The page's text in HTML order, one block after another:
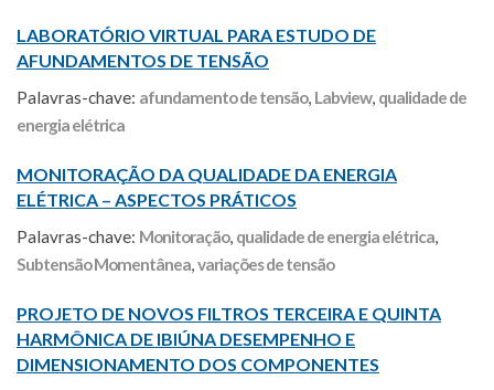
LABORATÓRIO VIRTUAL PARA ESTUDO DE
AFUNDAMENTOS DE TENSÃO
Palavras-chave: afundamento de tensão, Labview, qualidade de
energia elétrica
MONITORAÇÃO DA QUALIDADE DA ENERGIA
ELÉTRICA – ASPECTOS PRÁTICOS
Palavras-chave: Monitoração, qualidade de energia elétrica,
Subtensão Momentânea,variações de tensão
PROJETO DE NOVOS FILTROS TERCEIRA E QUINTA
HARMÔNICA DE IBIÚNA DESEMPENHO E
DIMENSIONAMENTO DOS COMPONENTES